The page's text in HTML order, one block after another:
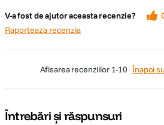
V-a fost de ajutor aceasta recenzie?
Raporteaza recenzia
afisarea recenziilor 1-10 Înapoi
Întrebări și răspunsuri